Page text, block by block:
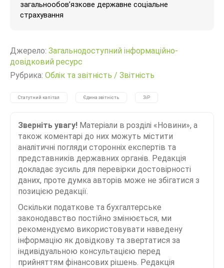
загальнообов’язкове державне соціальне
страхування
Джерело: Загальнодоступний інформаційно-
довідковий ресурс
Рубрика: Облік та звітність / Звітність
Статутний капітал Єдина звітність ЗіР
Зверніть увагу! Матеріали в розділі «Новини», а
також коментарі до них можуть містити
аналітичні погляди сторонніх експертів та
представників державних органів. Редакція
докладає зусиль для перевірки достовірності
даних, проте думка авторів може не збігатися з
позицією редакції.
Оскільки податкове та бухгалтерське
законодавство постійно змінюється, ми
рекомендуємо використовувати наведену
інформацію як довідкову та звертатися за
індивідуальною консультацією перед
прийняттям фінансових рішень. Редакція